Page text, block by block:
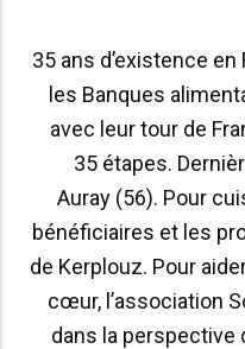
35 ans d’existence
les Banques
avec leur tour de
35 étapes.
Auray (56). Pour
bénéficiaires et les
de Kerplouz. Pour
cœur, l’association
dans la perspective